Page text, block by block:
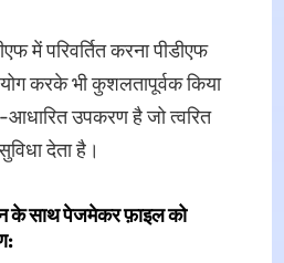
में परिवर्तित करना पीडीएफ
करके भी कुशलतापूर्वक किया
उपकरण है जो त्वरित
देता है।
के साथ पेजमेकर फ़ाइल को